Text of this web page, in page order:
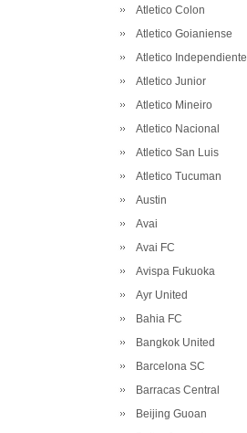
Atletico Colon
Atletico Goianiense
Atletico Independiente
Atletico Junior
Atletico Mineiro
Atletico Nacional
Atletico San Luis
Atletico Tucuman
Austin
Avai
Avai FC
Avispa Fukuoka
Ayr United
Bahia FC
Bangkok United
Barcelona SC
Barracas Central
Beijing Guoan